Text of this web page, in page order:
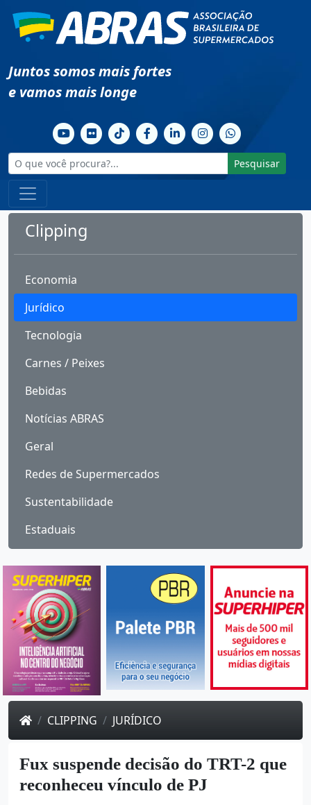
Juntos somos mais fortes
e vamos mais longe
Pesquisar
Clipping
Economia
Jurídico
Tecnologia
Carnes / Peixes
Bebidas
Notícias ABRAS
Geral
Redes de Supermercados
Sustentabilidade
Estaduais
CLIPPING JURÍDICO
Fux suspende decisão do TRT-2 que
reconheceu vínculo de PJ